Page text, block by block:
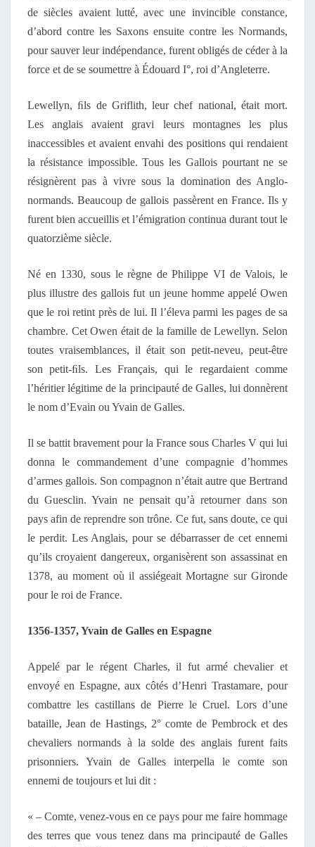
de siècles avaient lutté, avec une invincible constance,
d’abord contre les Saxons ensuite contre les Normands,
pour sauver leur indépendance, furent obligés de céder à la
force et de se soumettre à Édouard I°, roi d’Angleterre.
Lewellyn, ﬁls de Griflith, leur chef national, était mort.
Les anglais avaient gravi leurs montagnes les plus
inaccessibles et avaient envahi des positions qui rendaient
la résistance impossible. Tous les Gallois pourtant ne se
résignèrent pas à vivre sous la domination des Anglo-
normands. Beaucoup de gallois passèrent en France. Ils y
furent bien accueillis et l’émigration continua durant tout le
quatorzième siècle.
Né en 1330, sous le règne de Philippe VI de Valois, le
plus illustre des gallois fut un jeune homme appelé Owen
que le roi retint près de lui. Il l’éleva parmi les pages de sa
chambre. Cet Owen était de la famille de Lewellyn. Selon
toutes vraisemblances, il était son petit-neveu, peut-être
son petit-ﬁls. Les Français, qui le regardaient comme
l’héritier légitime de la principauté de Galles, lui donnèrent
le nom d’Evain ou Yvain de Galles.
Il se battit bravement pour la France sous Charles V qui lui
donna le commandement d’une compagnie d’hommes
d’armes gallois. Son compagnon n’était autre que Bertrand
du Guesclin. Yvain ne pensait qu’à retourner dans son
pays afin de reprendre son trône. Ce fut, sans doute, ce qui
le perdit. Les Anglais, pour se débarrasser de cet ennemi
qu’ils croyaient dangereux, organisèrent son assassinat en
1378, au moment où il assiégeait Mortagne sur Gironde
pour le roi de France.
1356-1357, Yvain de Galles en Espagne
Appelé par le régent Charles, il fut armé chevalier et
envoyé en Espagne, aux côtés d’Henri Trastamare, pour
combattre les castillans de Pierre le Cruel. Lors d’une
bataille, Jean de Hastings, 2° comte de Pembrock et des
chevaliers normands à la solde des anglais furent faits
prisonniers. Yvain de Galles interpella le comte son
ennemi de toujours et lui dit :
« – Comte, venez-vous en ce pays pour me faire hommage
des terres que vous tenez dans ma principauté de Galles